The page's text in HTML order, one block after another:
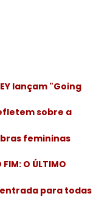
lançam "Going
sobre a
femininas
O ÚLTIMO
para todas